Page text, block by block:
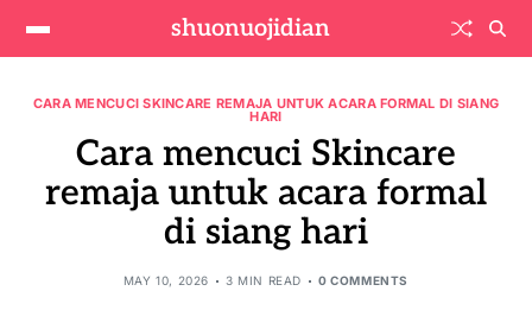
shuonuojidian
CARA MENCUCI SKINCARE REMAJA UNTUK ACARA FORMAL DI SIANG
HARI
Cara mencuci Skincare
remaja untuk acara formal
di siang hari
MAY 10, 2026 3 MIN READ 0 COMMENTS